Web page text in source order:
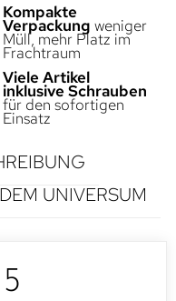
Kompakte
Verpackung weniger
Müll, mehr Platz im
Frachtraum
Viele Artikel
inklusive Schrauben
für den sofortigen
Einsatz
UNIVERSUM